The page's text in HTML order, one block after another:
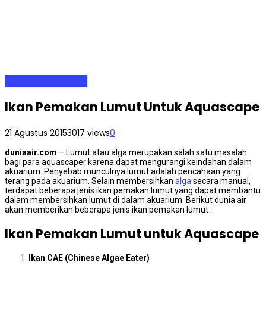
Ikan Pemakan Lumut Untuk Aquascape
21 Agustus 20153017 views0
duniaair.com – Lumut atau alga merupakan salah satu masalah
bagi para aquascaper karena dapat mengurangi keindahan dalam
akuarium. Penyebab munculnya lumut adalah pencahaan yang
terang pada akuarium. Selain membersihkan alga secara manual,
terdapat beberapa jenis ikan pemakan lumut yang dapat membantu
dalam membersihkan lumut di dalam akuarium. Berikut dunia air
akan memberikan beberapa jenis ikan pemakan lumut :
Ikan Pemakan Lumut untuk Aquascape
Ikan CAE (Chinese Algae Eater)